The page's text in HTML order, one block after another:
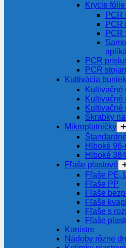
Krycie
PCR
PCR
PCR
PCR
PCR
Kultivácia buniek
Kultivačné
Kultivačné
Kultivačné
Škrabky
Mikroplatničky
Hlboké
Hlboké
Fľaše plastové
Fľaše PE,
Fľaše PP
Fľaše
Fľaše
Fľaše s
Fľaše
Kanistre
Nádoby rôzne